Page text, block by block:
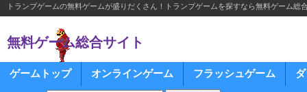
トランプゲームの無料ゲームが盛りだくさん！トランプゲームを探すなら無料ゲーム総
無料ゲーム総合サイト
ゲームトップ オンラインゲーム フラッシュゲーム